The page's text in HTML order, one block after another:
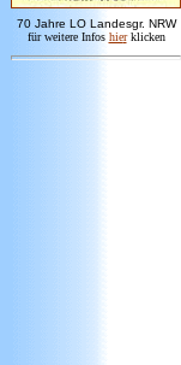
70 Jahre LO Landesgr. NRW
für weitere Infos hier klicken